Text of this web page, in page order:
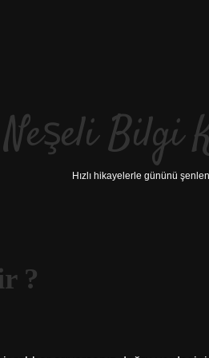
Neşeli Bilgi
Hızlı hikayelerle gününü
?